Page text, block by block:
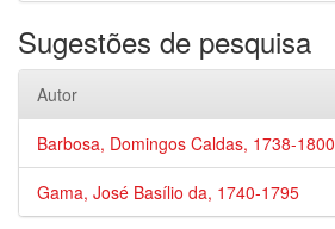
Sugestões de pesquisa
Autor
Barbosa, Domingos Caldas, 1738-1800
Gama, José Basílio da, 1740-1795